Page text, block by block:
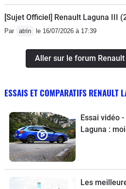
[Sujet Officiel] Renault Laguna III
Par atrin le 16/07/2026 à 17:39
Aller sur le forum Renault
ESSAIS ET COMPARATIFS RENAULT
Essai vidéo
Laguna :
Les